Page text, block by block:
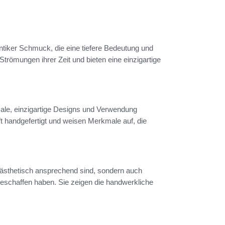
Schmuck, die eine tiefere Bedeutung und
ihrer Zeit und bieten eine einzigartige
einzigartige Designs und Verwendung
und weisen Merkmale auf, die
ansprechend sind, sondern auch
haben. Sie zeigen die handwerkliche